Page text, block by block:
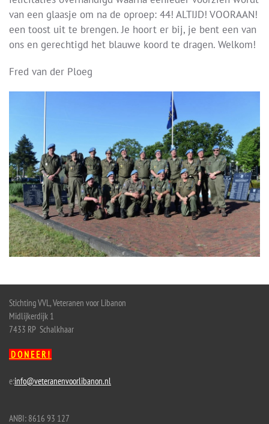
van een glaasje om na de oproep: 44! ALTIJD! VOORAAN!
een toost uit te brengen. Je hoort er bij, je bent een van
ons en gerechtigd het blauwe koord te dragen. Welkom!
Fred van der Ploeg
Stichting VVL, Veteranen voor Libanon
Midlijkerdijk 1
7433 RP Schalkhaar
D O N E E R !
e:info@veteranenvoorlibanon.nl
ANBI: 8616 93 127